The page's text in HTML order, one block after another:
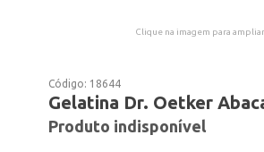
Clique na imagem para ampliar.
Código: 18644
Gelatina Dr. Oetker
Produto indisponível